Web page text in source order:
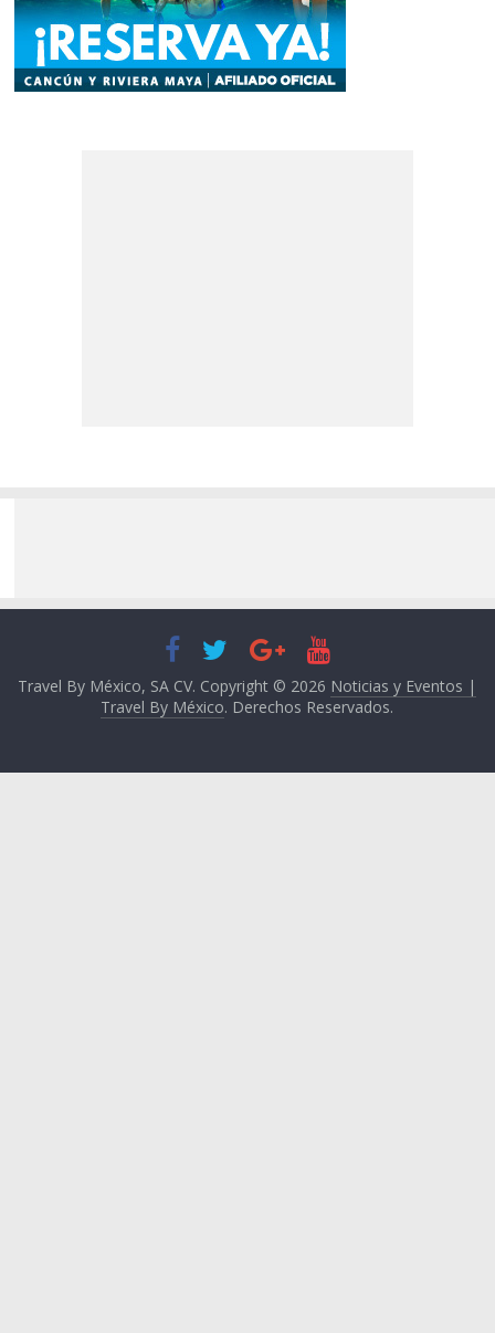
Travel By México, SA CV. Copyright © 2026 Noticias y Eventos |
Travel By México. Derechos Reservados.